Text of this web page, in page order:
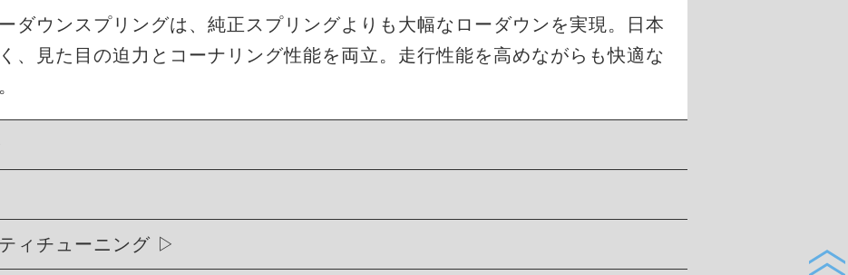
ダウンスプリングは、純正スプリングよりも大幅なローダウンを実現。日本
、見た目の迫力とコーナリング性能を両立。走行性能を高めながらも快適な
ィチューニング